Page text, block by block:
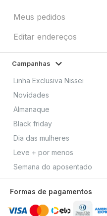
Meus pedidos
Editar endereços
Campanhas
Linha Exclusiva Nissei
Novidades
Almanaque
Black friday
Dia das mulheres
Leve + por menos
Semana do aposentado
Formas de pagamentos